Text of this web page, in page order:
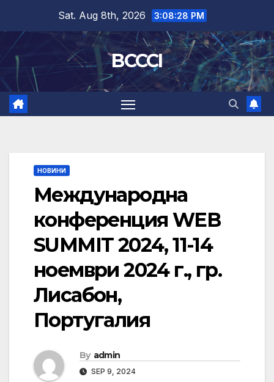
content
Sat. Aug 8th, 2026 3:08:28 PM
BCCCI
НОВИНИ
Международна
конференция WEB
SUMMIT 2024, 11-14
ноември 2024 г., гр.
Лисабон,
Португалия
By admin
SEP 9, 2024